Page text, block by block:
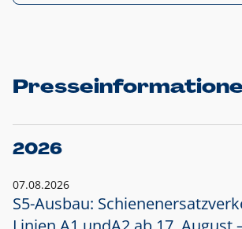
2026
07.08.2026
S5-Ausbau: